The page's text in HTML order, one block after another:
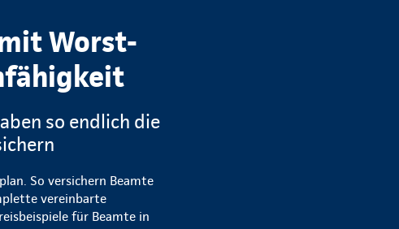
Worst-
so endlich die
So versichern Beamte
vereinbarte
für Beamte in